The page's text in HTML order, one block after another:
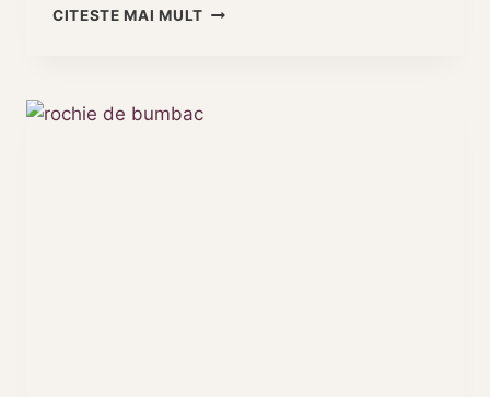
CITESTE MAI MULTPULOVERE
–